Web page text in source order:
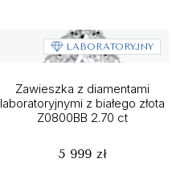
LABORATORYJNY
Zawieszka z diamentami
laboratoryjnymi z białego złota
Z0800BB 2.70 ct
5 999 zł